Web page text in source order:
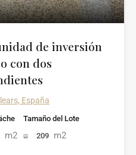
de inversión
con dos
España
m2
Tamaño del Lote
209 m2